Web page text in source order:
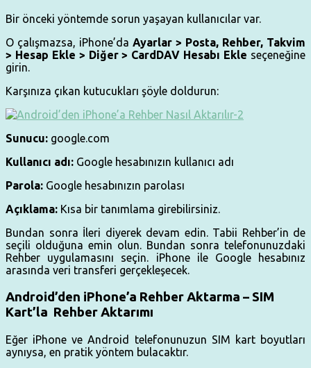
Bir önceki yöntemde sorun yaşayan kullanıcılar var.
O çalışmazsa, iPhone’da Ayarlar > Posta, Rehber, Takvim
> Hesap Ekle > Diğer > CardDAV Hesabı Ekle seçeneğine
girin.
Karşınıza çıkan kutucukları şöyle doldurun:
Sunucu: google.com
Kullanıcı adı: Google hesabınızın kullanıcı adı
Parola: Google hesabınızın parolası
Açıklama: Kısa bir tanımlama girebilirsiniz.
Bundan sonra İleri diyerek devam edin. Tabii Rehber’in de
seçili olduğuna emin olun. Bundan sonra telefonunuzdaki
Rehber uygulamasını seçin. iPhone ile Google hesabınız
arasında veri transferi gerçekleşecek.
Android’den iPhone’a Rehber Aktarma – SIM
Kart’la Rehber Aktarımı
Eğer iPhone ve Android telefonunuzun SIM kart boyutları
aynıysa, en pratik yöntem bulacaktır.